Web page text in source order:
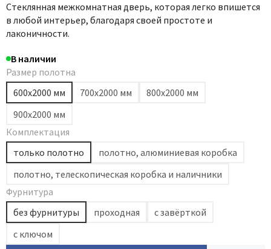
Стеклянная межкомнатная дверь, которая легко впишется
в любой интерьер, благодаря своей простоте и
лаконичности.
В наличии
Размер полотна
600х2000 мм
700х2000 мм
800х2000 мм
900х2000 мм
Комплектация
только полотно
полотно, алюминиевая коробка
полотно, телескопическая коробка и наличники
Фурнитура
без фурнитуры
проходная
с завёрткой
с ключом